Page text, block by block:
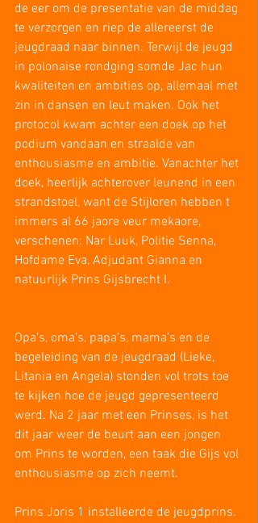
de eer om de presentatie van de middag
te verzorgen en riep de allereerst de
jeugdraad naar binnen. Terwijl de jeugd
in polonaise rondging somde Jac hun
kwaliteiten en ambities op, allemaal met
zin in dansen en leut maken. Ook het
protocol kwam achter een doek op het
podium vandaan en straalde van
enthousiasme en ambitie. Vanachter het
doek, heerlijk achterover leunend in een
strandstoel, want de Stijloren hebben t
immers al 66 jaore veur mekaore,
verschenen: Nar Luuk, Politie Senna,
Hofdame Eva, Adjudant Gianna en
natuurlijk Prins Gijsbrecht I.
Opa’s, oma’s, papa’s, mama’s en de
begeleiding van de jeugdraad (Lieke,
Litania en Angela) stonden vol trots toe
te kijken hoe de jeugd gepresenteerd
werd. Na 2 jaar met een Prinses, is het
dit jaar weer de beurt aan een jongen
om Prins te worden, een taak die Gijs vol
enthousiasme op zich neemt.
Prins Joris 1 installeerde de jeugdprins.